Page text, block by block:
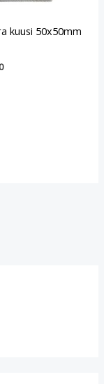
kuusi 50x50mm